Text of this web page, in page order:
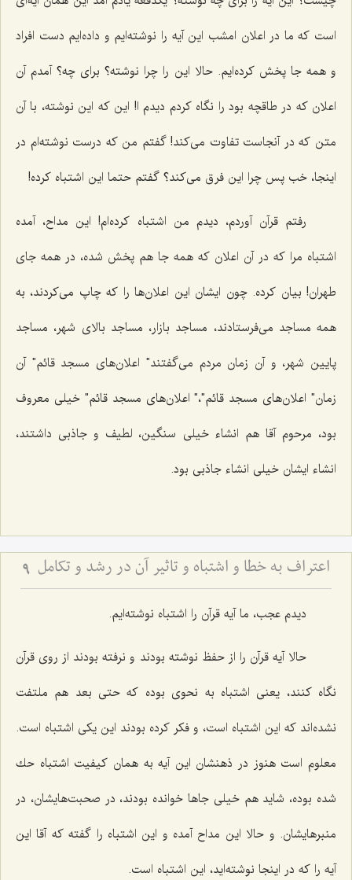
است كه ما در اعلان امشب این آیه را نوشته‌ایم و داده‌ایم دست افراد
و همه جا پخش كرده‌ایم. حالا این را چرا نوشته؟ برای چه؟ آمدم آن
اعلان كه در طاقچه بود را نگاه كردم دیدم ا! این كه این نوشته، با آن
متن كه در آنجاست تفاوت می‌كند! گفتم من كه درست نوشته‌ام در
اینجا، خب پس چرا این فرق می‌كند؟ گفتم حتما این اشتباه كرده!
رفتم قرآن آوردم، دیدم من اشتباه كرده‌ام! این مداح، آمده
اشتباه مرا كه در آن اعلان كه همه جا هم پخش شده، در همه جای
طهران! بیان كرده. چون ایشان این اعلان‌ها را كه چاپ می‌كردند، به
همه مساجد می‌فرستادند، مساجد بازار، مساجد بالای شهر، مساجد
پایین شهر، و آن زمان مردم می‌گفتند" اعلان‌های مسجد قائم" آن
زمان" اعلان‌های مسجد قائم"،" اعلان‌های مسجد قائم" خیلی معروف
بود، مرحوم آقا هم انشاء خیلی سنگین، لطیف و جاذبی داشتند،
انشاء ایشان خیلی انشاء جاذبی بود.
اعتراف به خطا و اشتباه و تاثیر آن در رشد و تکامل 9
دیدم عجب، ما آیه قرآن را اشتباه نوشته‌ایم.
حالا آیه قرآن را از حفظ نوشته بودند و نرفته بودند از روی قرآن
نگاه كنند، یعنی اشتباه به نحوی بوده كه حتی بعد هم ملتفت
نشده‌اند كه این اشتباه است، و فكر كرده بودند این یكی اشتباه است.
معلوم است هنوز در ذهنشان این آیه به همان كیفیت اشتباه حك
شده بوده، شاید هم خیلی جاها خوانده بودند، در صحبت‌هایشان، در
منبرهایشان. و حالا این مداح آمده و این اشتباه را گفته كه آقا این
آیه را كه در اینجا نوشته‌اید، این اشتباه است.